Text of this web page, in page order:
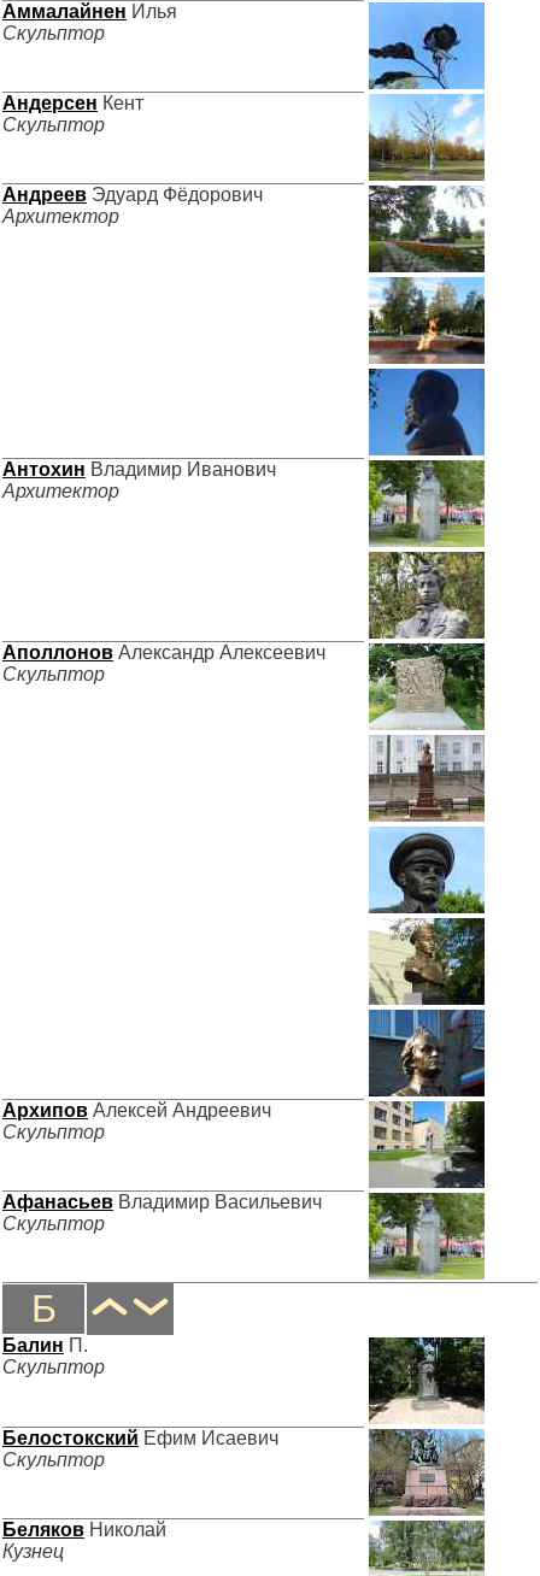
Аммалайнен Илья
Скульптор
Андерсен Кент
Скульптор
Андреев Эдуард Фёдорович
Архитектор
Антохин Владимир Иванович
Архитектор
Аполлонов Александр Алексеевич
Скульптор
Архипов Алексей Андреевич
Скульптор
Афанасьев Владимир Васильевич
Скульптор
Б
Балин П.
Скульптор
Белостокский Ефим Исаевич
Скульптор
Беляков Николай
Кузнец